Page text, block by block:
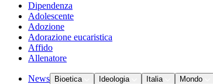
Dipendenza
Adolescente
Adozione
Adorazione eucaristica
Affido
Allenatore
News Bioetica Ideologia Italia Mondo